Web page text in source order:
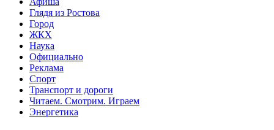
Глядя из Ростова
Город
ЖКХ
Наука
Официально
Реклама
Спорт
Транспорт и дороги
Читаем. Смотрим. Играем
Энергетика